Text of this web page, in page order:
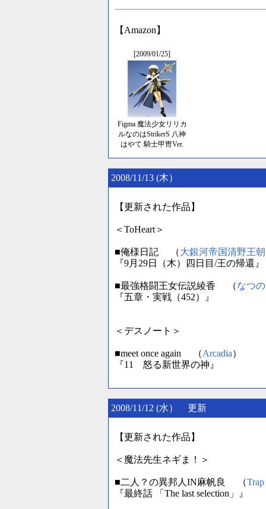
【Amazon】
[2009/01/25]
Figma 魔法少女リリカ
ルなのはStrikerS 八神
はやて 騎士甲冑Ver.
2008/11/13 (木）
【更新された作品】
＜ToHeart＞
■俺様日記 （大銀河帝国清野王朝
『9月29日（木）四日目/王の帰還』
■最強格闘王女伝説綾香 （なつ
『五章・実戦（452）』
＜デスノート＞
■meet once again （Arcadia）
『11 怒る新世界の神』
2008/11/12 (水） 更新
【更新された作品】
＜魔法先生ネギま！＞
■二人？の異邦人IN麻帆良 （
『最終話 「The last selection」』